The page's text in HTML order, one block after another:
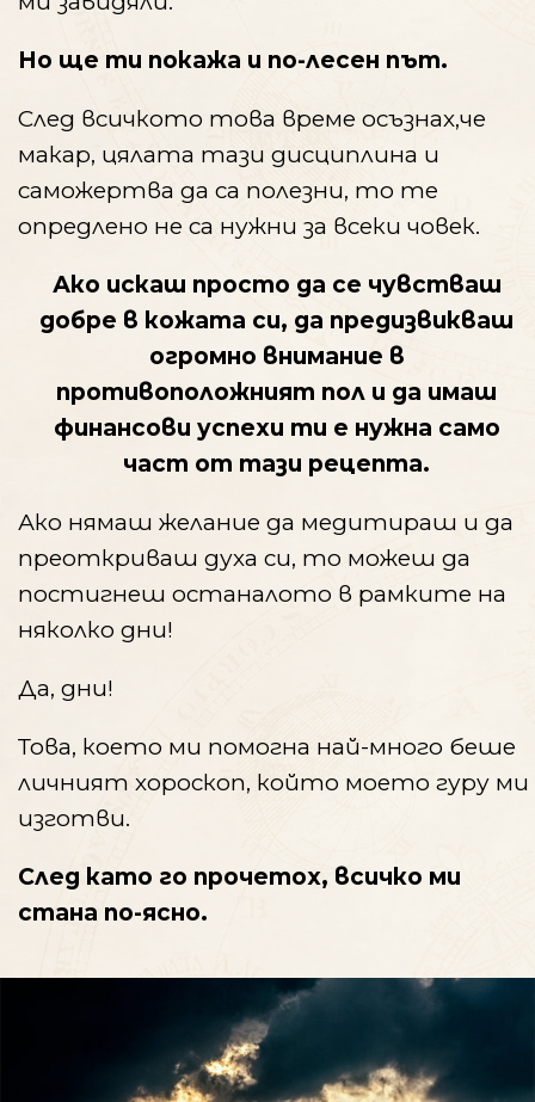
Но ще ти покажа и по-лесен път.
След всичкото това време осъзнах,че
макар, цялата тази дисциплина и
саможертва да са полезни, то те
опредлено не са нужни за всеки човек.
Ако искаш просто да се чувстваш
добре в кожата си, да предизвикваш
огромно внимание в
противоположният пол и да имаш
финансови успехи ти е нужна само
част от тази рецепта.
Ако нямаш желание да медитираш и да
преоткриваш духа си, то можеш да
постигнеш останалото в рамките на
няколко дни!
Да, дни!
Това, което ми помогна най-много беше
личният хороскоп, който моeто гуру ми
изготви.
След като го прочетох, всичко ми
стана по-ясно.